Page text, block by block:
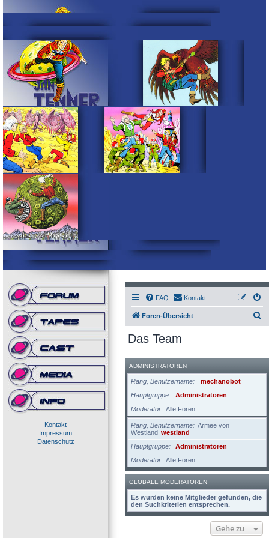
Kontakt
Impressum
Datenschutz
FAQ Kontakt
Foren-Übersicht
h
e
Das Team
ADMINISTRATOREN
Rang, Benutzername
mechanobot
Hauptgruppe
Administratoren
Moderator
Alle Foren
Rang, Benutzername
Armee von
Westland westland
Hauptgruppe
Administratoren
Moderator
Alle Foren
GLOBALE MODERATOREN
Es wurden keine Mitglieder gefunden, die
den Suchkriterien entsprechen.
Gehe zu